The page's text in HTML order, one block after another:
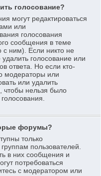
голосование?
могут редактироваться
или
голосования
сообщения в теме
с ним). Если никто не
голосование или
ответа. Но если кто-
модераторы или
или удалить
чтобы нельзя было
форумы?
только
пользователей.
в них сообщения и
потребоваться
с модератором или